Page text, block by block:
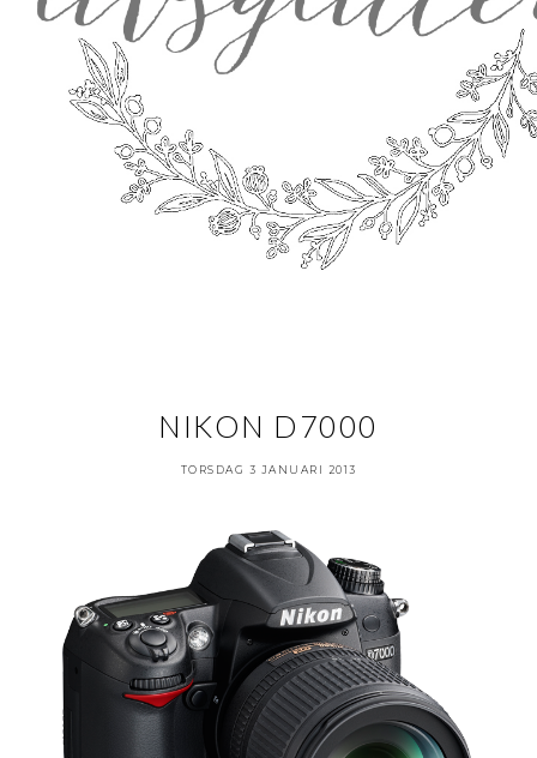
NIKON D7000
TORSDAG 3 JANUARI 2013